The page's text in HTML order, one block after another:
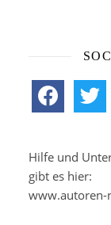
facebook twitter
Hilfe und
gibt es hier:
www.autoren-